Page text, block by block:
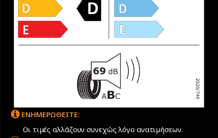
ΕΝΗΜΕΡΩΘΕΙΤΕ:
Οι τιμές αλλάζουν συνεχώς λόγο ανατιμήσεων.